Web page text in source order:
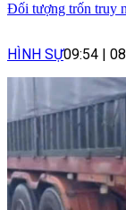
Đối tượng trốn truy
HÌNH SỰ09:54